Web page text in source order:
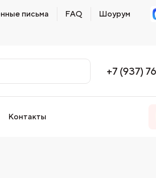
письма FAQ Шоурум
+7 (937)
Контакты